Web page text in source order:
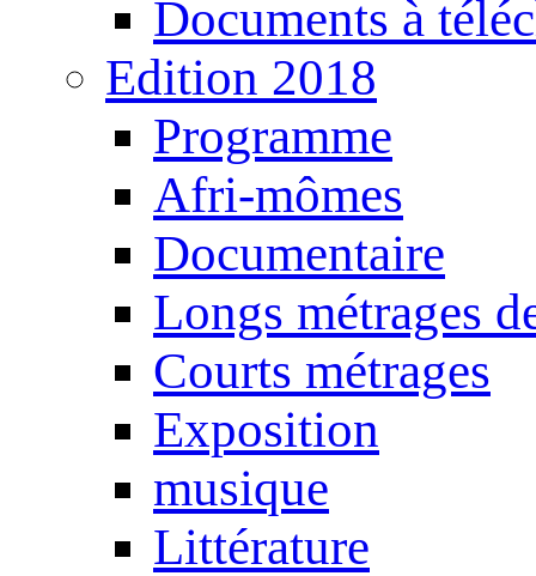
Documents à
Edition 2018
Programme
Afri-mômes
Documentaire
Longs métrages
Courts métrages
Exposition
musique
Littérature